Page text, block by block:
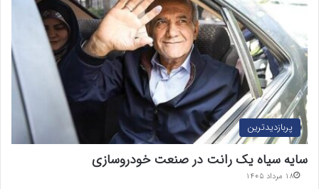
پربازدیدترین
سایه سیاه یک رانت در صنعت خودروسازی
۱۸ مرداد ۱۴۰۵